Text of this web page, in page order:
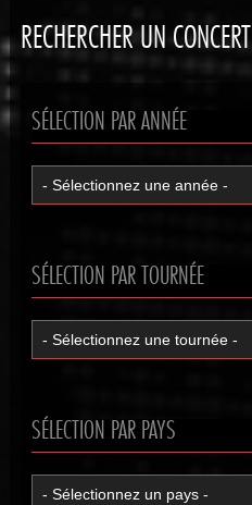
RECHERCHER UN CONCERT
SÉLECTION PAR ANNÉE
SÉLECTION PAR TOURNÉE
SÉLECTION PAR PAYS